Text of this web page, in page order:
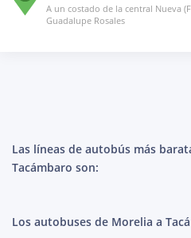
A un costado de la central Nueva
Guadalupe Rosales
Las líneas de autobús más
Tacámbaro son:
Los autobuses de Morelia a